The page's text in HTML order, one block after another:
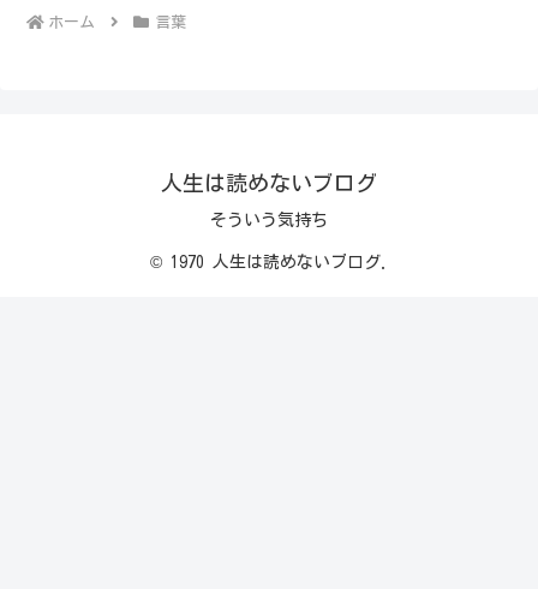
ホーム 言葉
人生は読めないブログ
そういう気持ち
© 1970 人生は読めないブログ.